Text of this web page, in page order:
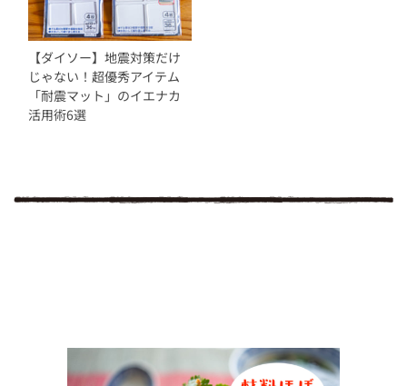
【ダイソー】地震対策だけ
じゃない！超優秀アイテム
「耐震マット」のイエナカ
活用術6選